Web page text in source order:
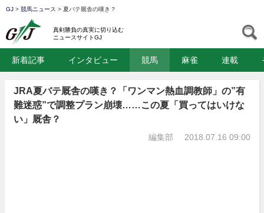
GJ > 競馬ニュース > 夏バテ厩舎の嘆き？
真剣勝負の真実に切り込む
ニュースサイトGJ
新着記事 インタビュー 競馬 麻雀 連載
JRA夏バテ厩舎の嘆き？「ワンマン熱血調教師」の”有
難迷惑”で調整プラン崩壊……この夏「買ってはいけな
い」厩舎？
編集部 2018.07.16 09:00